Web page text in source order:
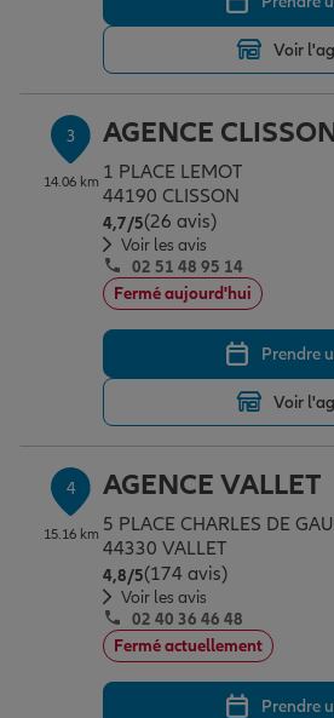
Garantie des accidents de la vie
Assurance scolaire
Protection juridique
Retraite
Tous nos devis d'assurance
Voir
3
14.06 km
AGENCE
1 PLACE LEMOT
44190 CLISSON
4,7/5Note de 4.7 sur 5
(26 avis)
Voir les avis
02 51 48 95 14
Fermé aujourd'hui
Prendre
Voir
4
15.16 km
AGENCE VALLET
5 PLACE CHARLES DE
44330 VALLET
4,8/5Note de 4.8 sur 5
(174 avis)
Voir les avis
02 40 36 46 48
Fermé actuellement
Prendre